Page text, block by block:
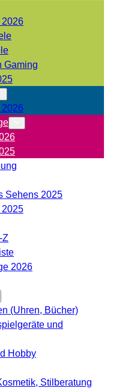
2026
Gaming
Sehens 2025
2025
Z
2026
(Uhren, Bücher)
und
Hobby
Stilberatung